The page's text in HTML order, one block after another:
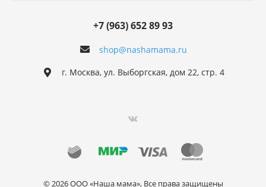
shop@nashamama.ru
+7 (963) 652 89 93
г. Москва, ул. Выборгская, дом 22, стр. 4
© 2026 ООО «Наша мама», Все права защищены